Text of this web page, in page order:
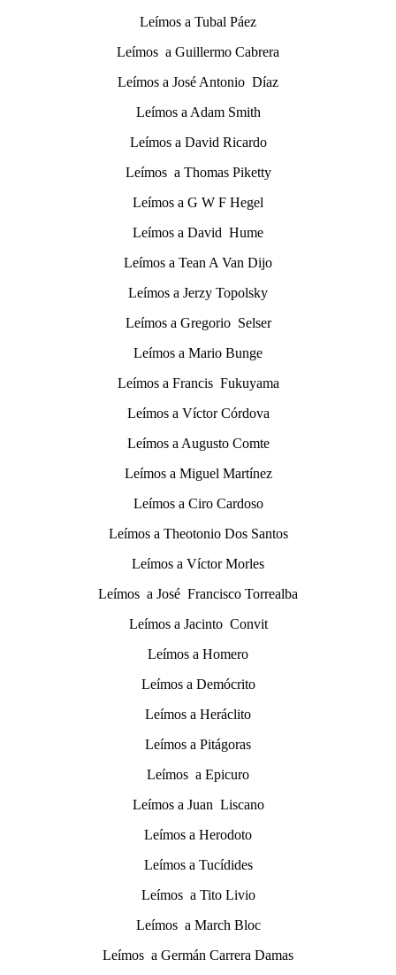
Leímos a Tubal Páez
Leímos a Guillermo Cabrera
Leímos a José Antonio Díaz
Leímos a Adam Smith
Leímos a David Ricardo
Leímos a Thomas Piketty
Leímos a G W F Hegel
Leímos a David Hume
Leímos a Tean A Van Dijo
Leímos a Jerzy Topolsky
Leímos a Gregorio Selser
Leímos a Mario Bunge
Leímos a Francis Fukuyama
Leímos a Víctor Córdova
Leímos a Augusto Comte
Leímos a Miguel Martínez
Leímos a Ciro Cardoso
Leímos a Theotonio Dos Santos
Leímos a Víctor Morles
Leímos a José Francisco Torrealba
Leímos a Jacinto Convit
Leímos a Homero
Leímos a Demócrito
Leímos a Heráclito
Leímos a Pitágoras
Leímos a Epicuro
Leímos a Juan Liscano
Leímos a Herodoto
Leímos a Tucídides
Leímos a Tito Livio
Leímos a March Bloc
Leímos a Germán Carrera Damas